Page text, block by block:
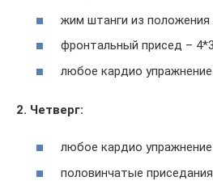
жим штанги из положения
фронтальный присед –
любое кардио
2. Четверг:
любое кардио
половинчатые